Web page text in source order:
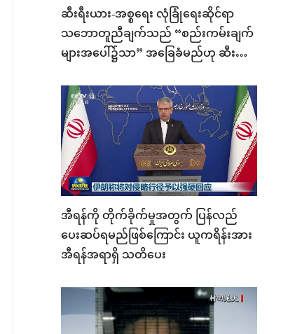
ဆီးရီးယား-အစ္စရေး လုံခြုံရေးဆိုင်ရာ
သဘောတူညီချက်သည် “စည်းကမ်းချက်
များအပေါ်၌သာ” အခြေခံမည်ဟု ဆီးရီး
အီရန်ကို တိုက်ခိုက်မှုအတွက် ပြန်လည်
ပေးဆပ်ရမည်ဖြစ်ကြောင်း ယူကရိန်းအား
အီရန်အရာရှိ သတိပေး